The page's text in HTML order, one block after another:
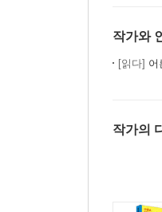
작가와
[읽다] 어
작가의